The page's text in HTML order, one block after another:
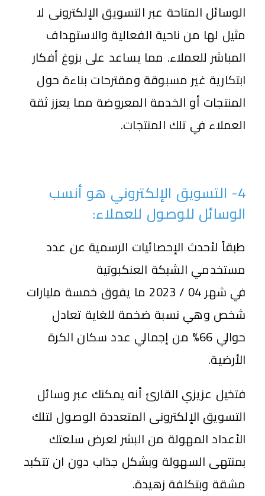
الوسائل المتاحة عبر التسويق الإلكترونى لا
مثيل لها من ناحية الفعالية والاستهداف
المباشر للعملاء. مما يساعد على بزوغ أفكار
ابتكارية غير مسبوقة ومقترحات بناءة حول
المنتجات أو الخدمة المعروضة مما يعزز ثقة
العملاء في تلك المنتجات.
4- التسويق الإلكتروني هو أنسب
الوسائل للوصول للعملاء:
طبقاً لأحدث الإحصائيات الرسمية عن عدد
مستخدمي الشبكة العنكبوتية
في شهر 04 / 2023 ما يفوق خمسة مليارات
شخص وهي نسبة ضخمة للغاية تعادل
حوالي 66% من إجمالي عدد سكان الكرة
الأرضية.
فتخيل عزيزي القارئ أنه يمكنك عبر وسائل
التسويق الإلكترونى المتعددة الوصول لتلك
الأعداد المهولة من البشر لعرض سلعتك
بمنتهى السهولة وبشكل جذاب دون ان تتكبد
مشقة وبتكلفة زهيدة.